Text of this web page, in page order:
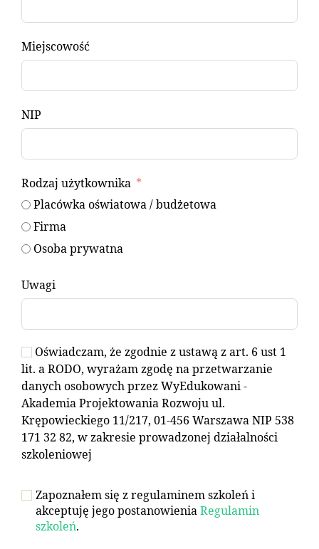
Miejscowość
NIP
Rodzaj użytkownika
Placówka oświatowa / budżetowa
Firma
Osoba prywatna
Uwagi
Oświadczam, że zgodnie z ustawą z art. 6 ust 1
lit. a RODO, wyrażam zgodę na przetwarzanie
danych osobowych przez WyEdukowani -
Akademia Projektowania Rozwoju ul.
Krępowieckiego 11/217, 01-456 Warszawa NIP 538
171 32 82, w zakresie prowadzonej działalności
szkoleniowej
Zapoznałem się z regulaminem szkoleń i
akceptuję jego postanowienia Regulamin
szkoleń.